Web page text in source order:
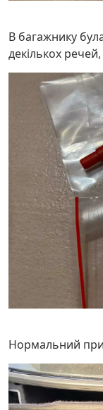
В багажнику
декількох
Нормальний